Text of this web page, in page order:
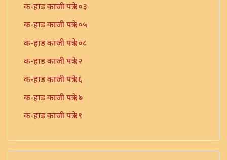
क-हाड काजी पत्रे १०३
क-हाड काजी पत्रे १०५
क-हाड काजी पत्रे १०८
क-हाड काजी पत्रे १२
क-हाड काजी पत्रे १६
क-हाड काजी पत्रे १७
क-हाड काजी पत्रे १९
क-हाड काजी पत्रे २२